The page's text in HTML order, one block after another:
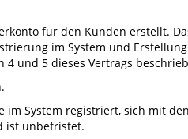
für den Kunden erstellt.
im System und
und 5 dieses Vertrags
System registriert, sich mit
ist unbefristet.